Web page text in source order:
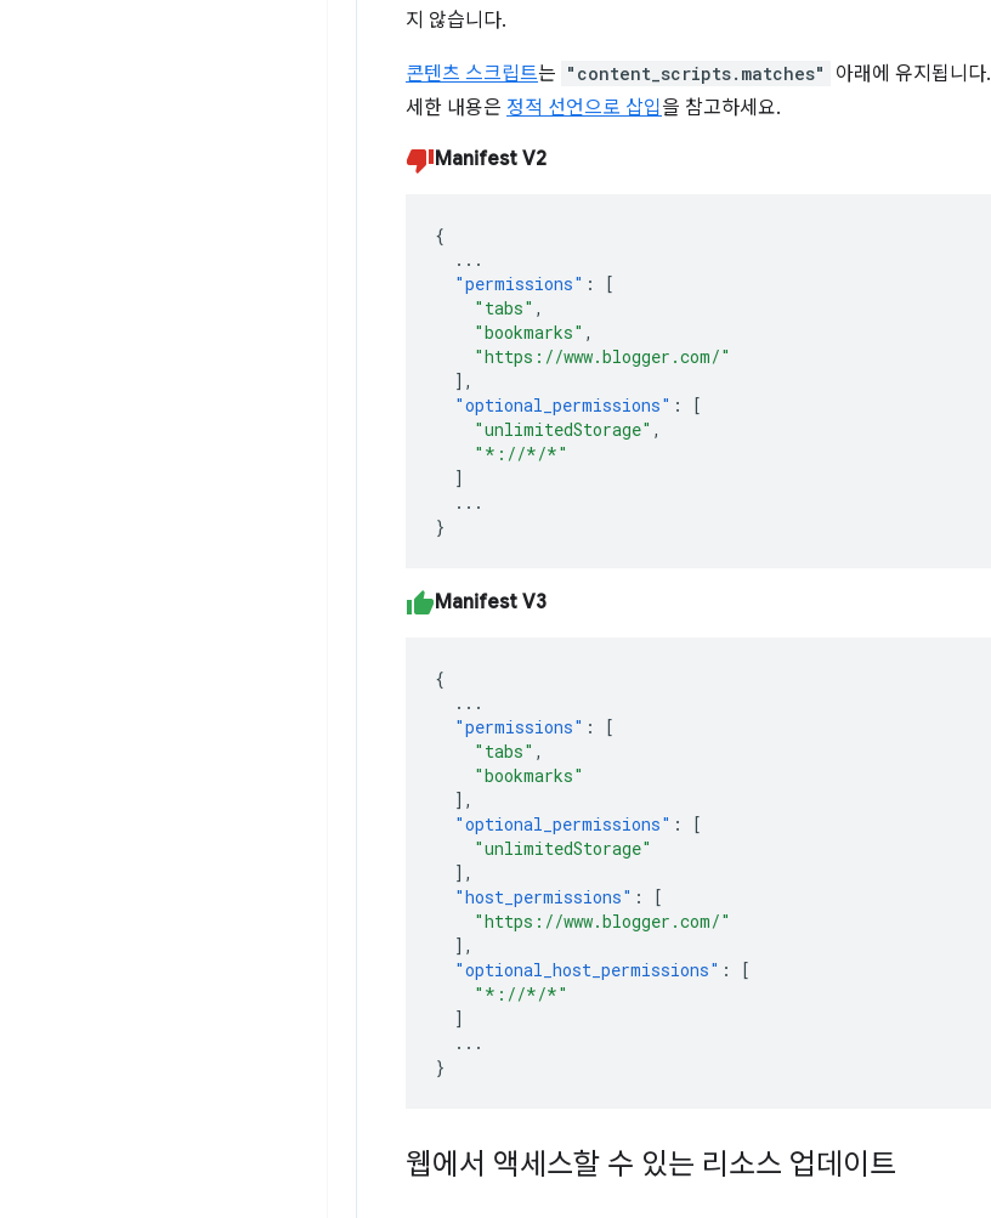
지 않습니다.
콘텐츠 스크립트는 "content_scripts.matches" 아래에 유지됩니다.
세한 내용은 정적 선언으로 삽입 을 참고하세요.
Manifest V2
{
...
"permissions" :
[
"tabs" ,
"bookmarks" ,
"https://www.blogger.com/"
],
"optional_permissions" :
[
"unlimitedStorage" ,
"*://*/*"
]
...
}
Manifest V3
{
...
"permissions" :
[
"tabs" ,
"bookmarks"
],
"optional_permissions" :
[
"unlimitedStorage"
],
"host_permissions" :
[
"https://www.blogger.com/"
],
"optional_host_permissions" :
[
"*://*/*"
]
...
}
웹에서 액세스할 수 있는 리소스 업데이트